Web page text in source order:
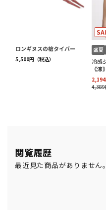
閲覧履歴
最近見た商品がありません。